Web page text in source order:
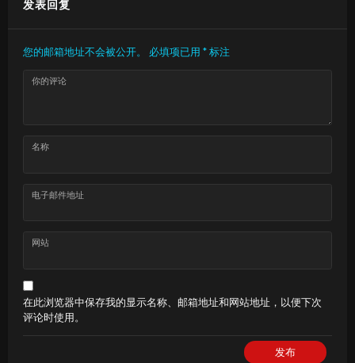
发表回复
您的邮箱地址不会被公开。 必填项已用*标注
你的评论
名称
电子邮件地址
网站
在此浏览器中保存我的显示名称、邮箱地址和网站地址，以便下次
评论时使用。
发布